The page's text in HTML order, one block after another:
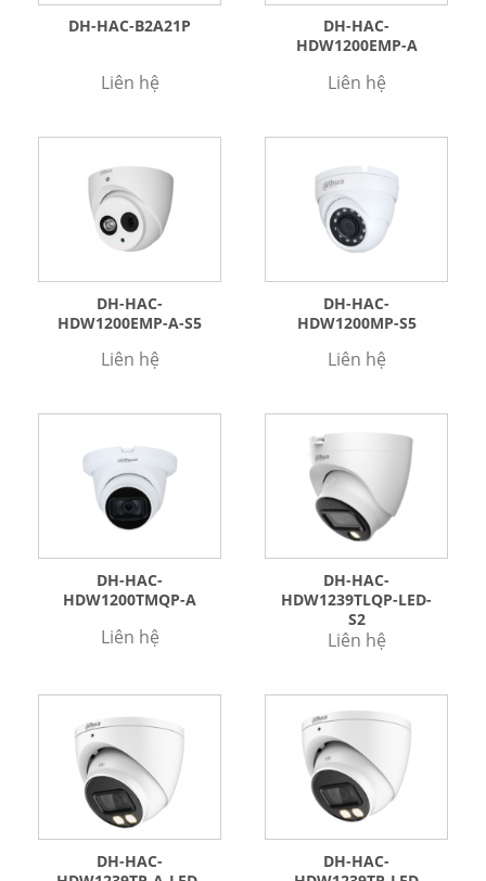
DH-HAC-B2A21P
Liên hệ
DH-HAC-
HDW1200EMP-A
Liên hệ
DH-HAC-
HDW1200EMP-A-S5
Liên hệ
DH-HAC-
HDW1200MP-S5
Liên hệ
DH-HAC-
HDW1200TMQP-A
Liên hệ
DH-HAC-
HDW1239TLQP-LED-
S2
Liên hệ
DH-HAC-
DH-HAC-